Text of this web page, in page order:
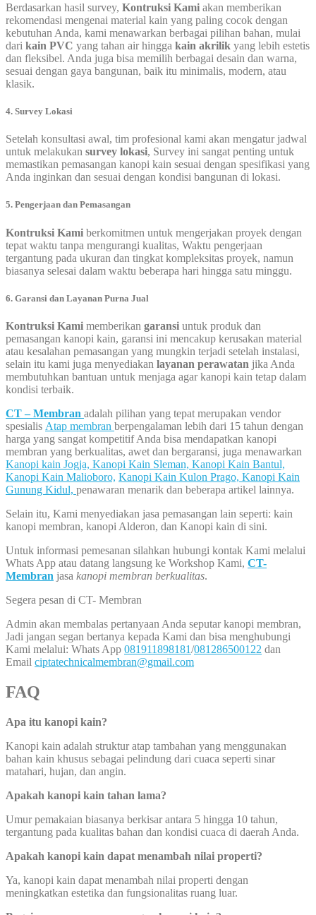
Berdasarkan hasil survey, Kontruksi Kami akan memberikan
rekomendasi mengenai material kain yang paling cocok dengan
kebutuhan Anda, kami menawarkan berbagai pilihan bahan, mulai
dari kain PVC yang tahan air hingga kain akrilik yang lebih estetis
dan fleksibel. Anda juga bisa memilih berbagai desain dan warna,
sesuai dengan gaya bangunan, baik itu minimalis, modern, atau
klasik.
4. Survey Lokasi
Setelah konsultasi awal, tim profesional kami akan mengatur jadwal
untuk melakukan survey lokasi, Survey ini sangat penting untuk
memastikan pemasangan kanopi kain sesuai dengan spesifikasi yang
Anda inginkan dan sesuai dengan kondisi bangunan di lokasi.
5. Pengerjaan dan Pemasangan
Kontruksi Kami berkomitmen untuk mengerjakan proyek dengan
tepat waktu tanpa mengurangi kualitas, Waktu pengerjaan
tergantung pada ukuran dan tingkat kompleksitas proyek, namun
biasanya selesai dalam waktu beberapa hari hingga satu minggu.
6. Garansi dan Layanan Purna Jual
Kontruksi Kami memberikan garansi untuk produk dan
pemasangan kanopi kain, garansi ini mencakup kerusakan material
atau kesalahan pemasangan yang mungkin terjadi setelah instalasi,
selain itu kami juga menyediakan layanan perawatan jika Anda
membutuhkan bantuan untuk menjaga agar kanopi kain tetap dalam
kondisi terbaik.
CT – Membran adalah pilihan yang tepat merupakan vendor
spesialis Atap membran berpengalaman lebih dari 15 tahun dengan
harga yang sangat kompetitif Anda bisa mendapatkan kanopi
membran yang berkualitas, awet dan bergaransi, juga menawarkan
Kanopi kain Jogja, Kanopi Kain Sleman, Kanopi Kain Bantul,
Kanopi Kain Malioboro, Kanopi Kain Kulon Prago, Kanopi Kain
Gunung Kidul, penawaran menarik dan beberapa artikel lainnya.
Selain itu, Kami menyediakan jasa pemasangan lain seperti: kain
kanopi membran, kanopi Alderon, dan Kanopi kain di sini.
Untuk informasi pemesanan silahkan hubungi kontak Kami melalui
Whats App atau datang langsung ke Workshop Kami, CT-
Membran jasa kanopi membran berkualitas.
Segera pesan di CT- Membran
Admin akan membalas pertanyaan Anda seputar kanopi membran,
Jadi jangan segan bertanya kepada Kami dan bisa menghubungi
Kami melalui: Whats App 081911898181/081286500122 dan
Email ciptatechnicalmembran@gmail.com
FAQ
Apa itu kanopi kain?
Kanopi kain adalah struktur atap tambahan yang menggunakan
bahan kain khusus sebagai pelindung dari cuaca seperti sinar
matahari, hujan, dan angin.
Apakah kanopi kain tahan lama?
Umur pemakaian biasanya berkisar antara 5 hingga 10 tahun,
tergantung pada kualitas bahan dan kondisi cuaca di daerah Anda.
Apakah kanopi kain dapat menambah nilai properti?
Ya, kanopi kain dapat menambah nilai properti dengan
meningkatkan estetika dan fungsionalitas ruang luar.